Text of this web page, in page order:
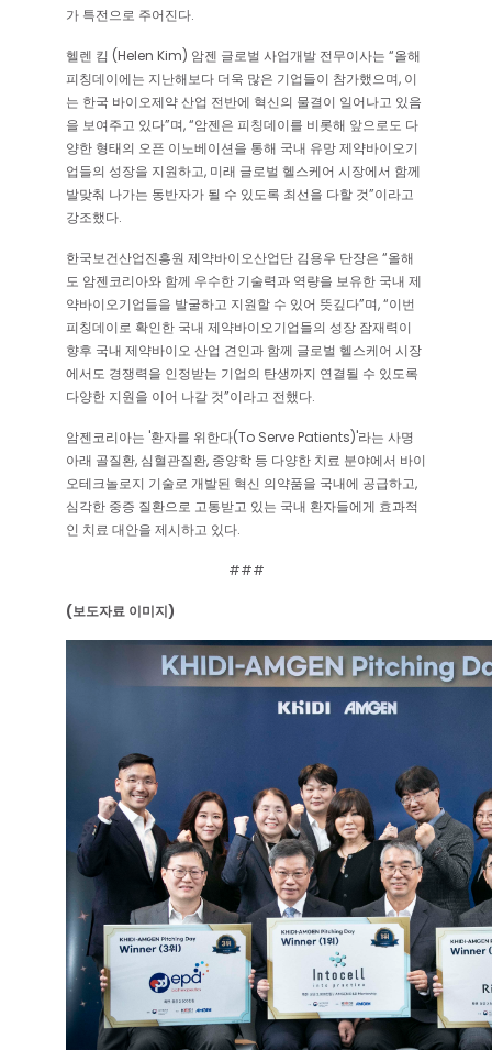
가 특전으로 주어진다.
헬렌 킴 (Helen Kim) 암젠 글로벌 사업개발 전무이사는 “올해
피칭데이에는 지난해보다 더욱 많은 기업들이 참가했으며, 이
는 한국 바이오제약 산업 전반에 혁신의 물결이 일어나고 있음
을 보여주고 있다”며, “암젠은 피칭데이를 비롯해 앞으로도 다
양한 형태의 오픈 이노베이션을 통해 국내 유망 제약바이오기
업들의 성장을 지원하고, 미래 글로벌 헬스케어 시장에서 함께
발맞춰 나가는 동반자가 될 수 있도록 최선을 다할 것”이라고
강조했다.
한국보건산업진흥원 제약바이오산업단 김용우 단장은 “올해
도 암젠코리아와 함께 우수한 기술력과 역량을 보유한 국내 제
약바이오기업들을 발굴하고 지원할 수 있어 뜻깊다”며, “이번
피칭데이로 확인한 국내 제약바이오기업들의 성장 잠재력이
향후 국내 제약바이오 산업 견인과 함께 글로벌 헬스케어 시장
에서도 경쟁력을 인정받는 기업의 탄생까지 연결될 수 있도록
다양한 지원을 이어 나갈 것”이라고 전했다.
암젠코리아는 '환자를 위한다(To Serve Patients)'라는 사명
아래 골질환, 심혈관질환, 종양학 등 다양한 치료 분야에서 바이
오테크놀로지 기술로 개발된 혁신 의약품을 국내에 공급하고,
심각한 중증 질환으로 고통받고 있는 국내 환자들에게 효과적
인 치료 대안을 제시하고 있다.
###
(보도자료 이미지)